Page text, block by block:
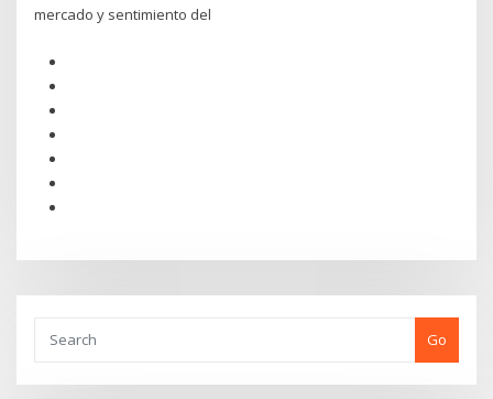
mercado y sentimiento del
Go